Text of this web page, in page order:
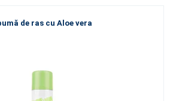
de ras cu Aloe vera